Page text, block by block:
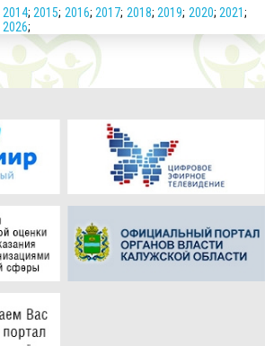
2014; 2015; 2016; 2017; 2018; 2019; 2020; 2021;
2026;